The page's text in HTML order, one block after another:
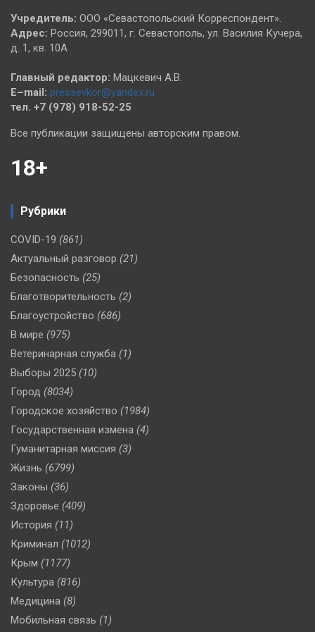
Учредитель: ООО «Севастопольский Корреспондент».
Адрес: Россия, 299011, г. Севастополь, ул. Василия Кучера,
д. 1, кв. 10А
Главный редактор: Мацкевич А.В.
E–mail: pressevkor@yandex.ru
тел. +7 (978) 918-52-25
Все публикации защищены авторским правом.
18+
Рубрики
COVID-19 (861)
Актуальный разговор (21)
Безопасность (25)
Благотворительность (2)
Благоустройство (686)
В мире (975)
Ветеринарная служба (1)
Выборы 2025 (10)
Город (8034)
Городское хозяйство (1984)
Государственная измена (4)
Гуманитарная миссия (3)
Жизнь (6799)
Законы (36)
Здоровье (409)
История (11)
Криминал (1012)
Крым (1177)
Культура (816)
Медицина (8)
Мобильная связь (1)